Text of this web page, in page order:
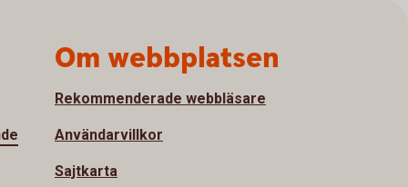
Om webbplatsen
Rekommenderade webbläsare
Användarvillkor
Sajtkarta